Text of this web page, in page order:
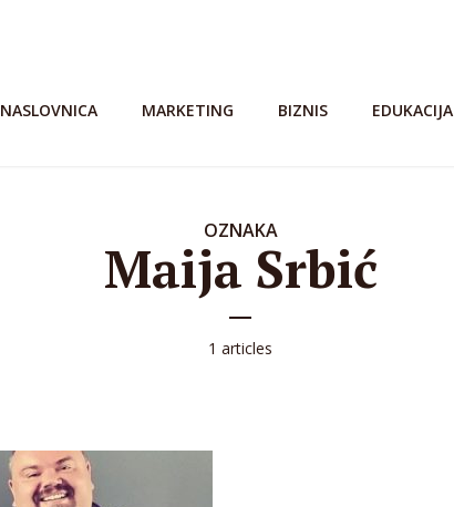
NASLOVNICA MARKETING BIZNIS EDUKACIJA
OZNAKA
Maija Srbić
1 articles